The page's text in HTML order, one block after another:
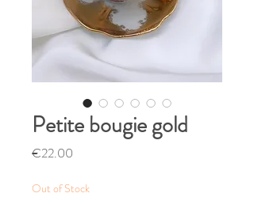
Petite bougie gold
€22.00
Out of Stock